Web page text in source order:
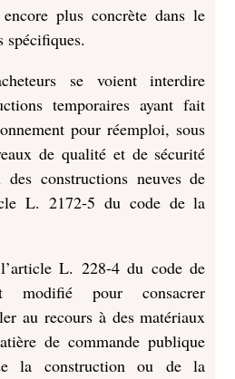
plus concrète dans le
spécifiques.
se voient interdire
temporaires ayant fait
pour réemploi, sous
de qualité et de sécurité
constructions neuves de
L. 2172-5 du code de la
L. 228-4 du code de
modifié pour consacrer
au recours à des matériaux
de commande publique
la construction ou de la